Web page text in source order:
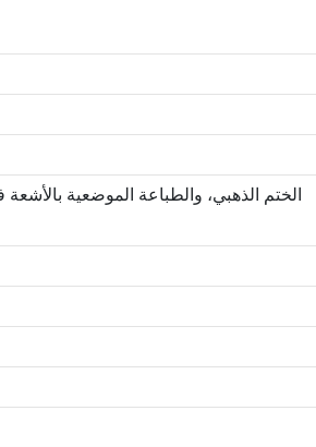
الختم الذهبي، والطباعة الموضعية بالأشعة